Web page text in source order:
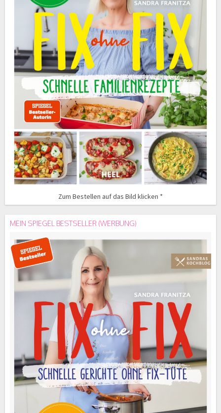
Zum Bestellen auf das Bild klicken *
MEIN SPIEGEL BESTSELLER (WERBUNG)